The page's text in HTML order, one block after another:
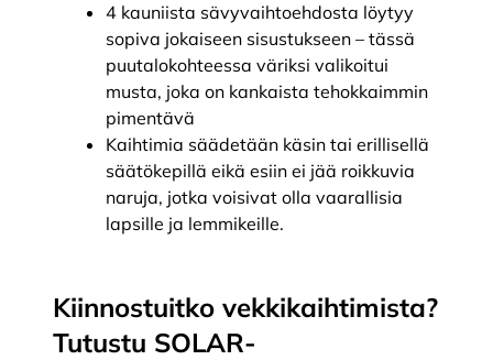
4 kauniista sävyvaihtoehdosta löytyy
sopiva jokaiseen sisustukseen – tässä
puutalokohteessa väriksi valikoitui
musta, joka on kankaista tehokkaimmin
pimentävä
Kaihtimia säädetään käsin tai erillisellä
säätökepillä eikä esiin ei jää roikkuvia
naruja, jotka voisivat olla vaarallisia
lapsille ja lemmikeille.
Kiinnostuitko vekkikaihtimista?
Tutustu SOLAR-